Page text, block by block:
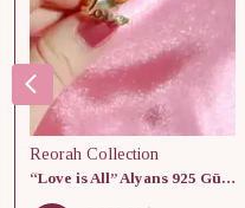
Reorah Collection
“Love is All” Alyans 925 Gümüş - Medium Beden